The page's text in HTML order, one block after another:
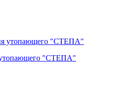
утопающего "СТЕПА"